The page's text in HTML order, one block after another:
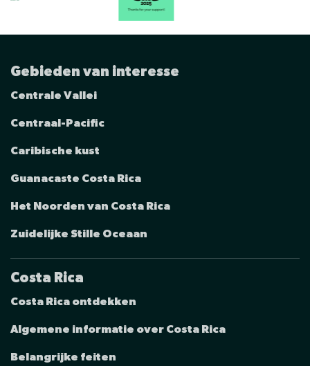
Gebieden van interesse
Centrale Vallei
Centraal-Pacific
Caribische kust
Guanacaste Costa Rica
Het Noorden van Costa Rica
Zuidelijke Stille Oceaan
Costa Rica
Costa Rica ontdekken
Algemene informatie over Costa Rica
Belangrijke feiten